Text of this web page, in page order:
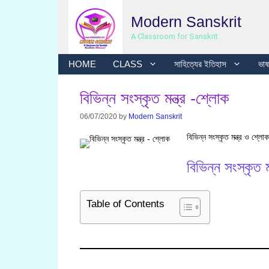
Modern Sanskrit
A Classroom for Sanskrit
HOME CLASS সাহিত্যের ইতিহাস
বিভিন্ন সংস্কৃত মন্ত্র -শ্লোক
06/07/2020 by Modern Sanskrit
বিভিন্ন সংস্কৃত মন্ত্র ও
বিভিন্ন সংস্কৃত
Table of Contents